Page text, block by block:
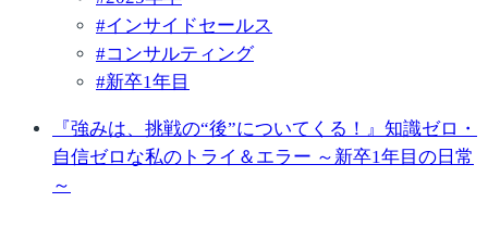
#インサイドセールス
#コンサルティング
#新卒1年目
『強みは、挑戦の“後”についてくる！』知識ゼロ・
自信ゼロな私のトライ＆エラー ～新卒1年目の日常
～